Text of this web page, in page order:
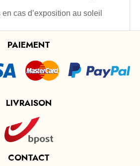
cas d’exposition au soleil
PAIEMENT
LIVRAISON
CONTACT